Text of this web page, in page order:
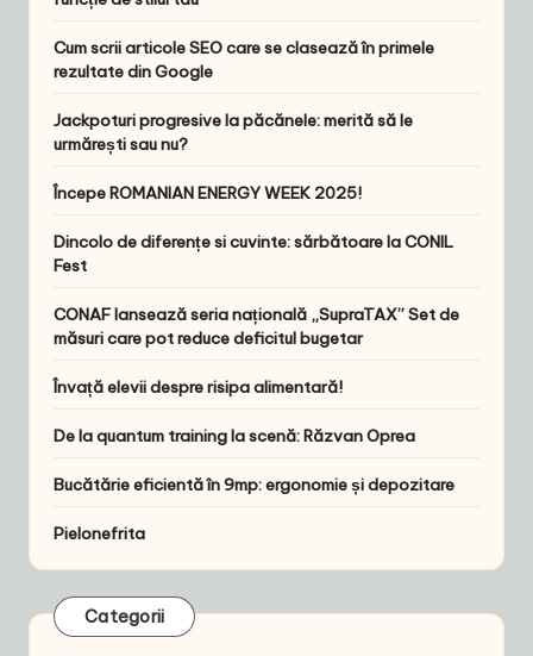
Cum scrii articole SEO care se clasează în primele
rezultate din Google
Jackpoturi progresive la păcănele: merită să le
urmărești sau nu?
Începe ROMANIAN ENERGY WEEK 2025!
Dincolo de diferențe si cuvinte: sărbătoare la CONIL
Fest
CONAF lansează seria națională „SupraTAX” Set de
măsuri care pot reduce deficitul bugetar
Învață elevii despre risipa alimentară!
De la quantum training la scenă: Răzvan Oprea
Bucătărie eficientă în 9mp: ergonomie și depozitare
Pielonefrita
Categorii